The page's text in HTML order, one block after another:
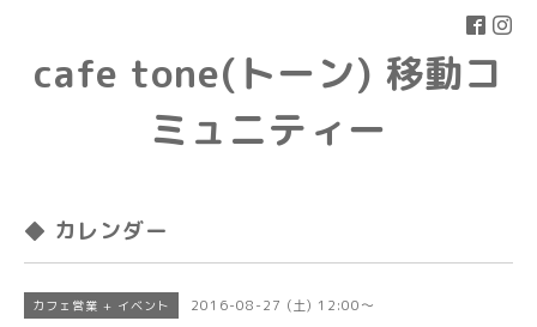
cafe tone(トーン) 移動コ
ミュニティー
◆ カレンダー
カフェ営業 + イベント 2016-08-27 (土) 12:00～